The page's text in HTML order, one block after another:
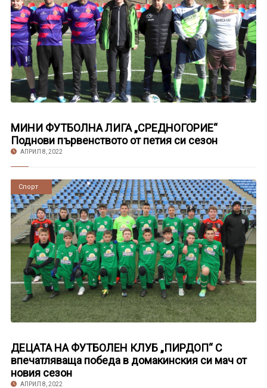
МИНИ ФУТБОЛНА ЛИГА „СРЕДНОГОРИЕ“
Поднови първенството от петия си сезон
АПРИЛ 8, 2022
Новини
Спорт
ДЕЦАТА НА ФУТБОЛЕН КЛУБ „ПИРДОП“ С
впечатляваща победа в домакинския си мач от
новия сезон
АПРИЛ 8, 2022